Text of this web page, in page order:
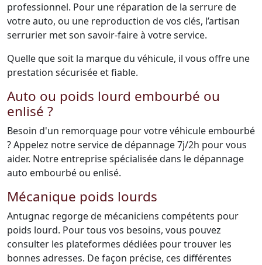
professionnel. Pour une réparation de la serrure de
votre auto, ou une reproduction de vos clés, l’artisan
serrurier met son savoir-faire à votre service.
Quelle que soit la marque du véhicule, il vous offre une
prestation sécurisée et fiable.
Auto ou poids lourd embourbé ou
enlisé ?
Besoin d'un remorquage pour votre véhicule embourbé
? Appelez notre service de dépannage 7j/2h pour vous
aider. Notre entreprise spécialisée dans le dépannage
auto embourbé ou enlisé.
Mécanique poids lourds
Antugnac regorge de mécaniciens compétents pour
poids lourd. Pour tous vos besoins, vous pouvez
consulter les plateformes dédiées pour trouver les
bonnes adresses. De façon précise, ces différentes